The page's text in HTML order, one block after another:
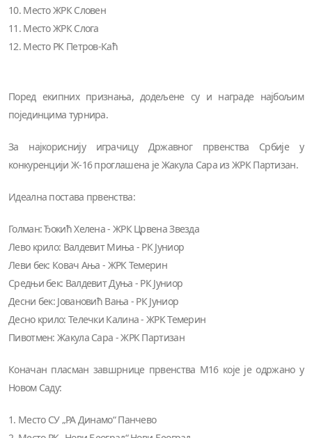
10. Место ЖРК Словен
11. Место ЖРК Слога
12. Место РК Петров-Каћ
Поред екипних признања, додељене су и награде најбољим
појединцима турнира.
За најкориснију играчицу Државног првенства Србије у
конкуренцији Ж-16 проглашена је Жакула Сара из ЖРК Партизан.
Идеална постава првенства:
Голман: Ђокић Хелена - ЖРК Црвена Звезда
Лево крило: Валдевит Миња - РК Јуниор
Леви бек: Ковач Ања - ЖРК Темерин
Средњи бек: Валдевит Дуња - РК Јуниор
Десни бек: Јовановић Вања - РК Јуниор
Десно крило: Телечки Калина - ЖРК Темерин
Пивотмен: Жакула Сара - ЖРК Партизан
Коначан пласман завшрнице првенства М16 које је одржано у
Новом Саду:
1. Место СУ „РА Динамо“ Панчево